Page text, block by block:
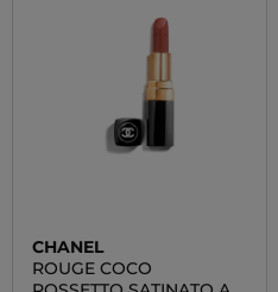
CHANEL
ROUGE COCO